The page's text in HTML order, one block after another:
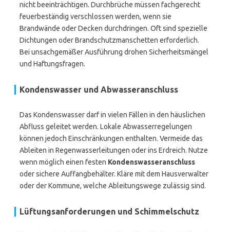
nicht beeinträchtigen. Durchbrüche müssen fachgerecht
feuerbeständig verschlossen werden, wenn sie
Brandwände oder Decken durchdringen. Oft sind spezielle
Dichtungen oder Brandschutzmanschetten erforderlich.
Bei unsachgemäßer Ausführung drohen Sicherheitsmängel
und Haftungsfragen.
Kondenswasser und Abwasseranschluss
Das Kondenswasser darf in vielen Fällen in den häuslichen
Abfluss geleitet werden. Lokale Abwasserregelungen
können jedoch Einschränkungen enthalten. Vermeide das
Ableiten in Regenwasserleitungen oder ins Erdreich. Nutze
wenn möglich einen festen Kondenswasseranschluss
oder sichere Auffangbehälter. Kläre mit dem Hausverwalter
oder der Kommune, welche Ableitungswege zulässig sind.
Lüftungsanforderungen und Schimmelschutz